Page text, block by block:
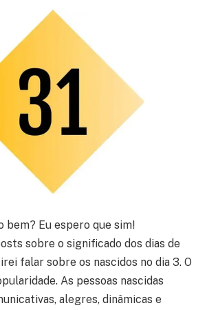
bem? Eu espero que sim!
sobre o significado dos dias de
falar sobre os nascidos no dia 3. O
As pessoas nascidas
alegres, dinâmicas e